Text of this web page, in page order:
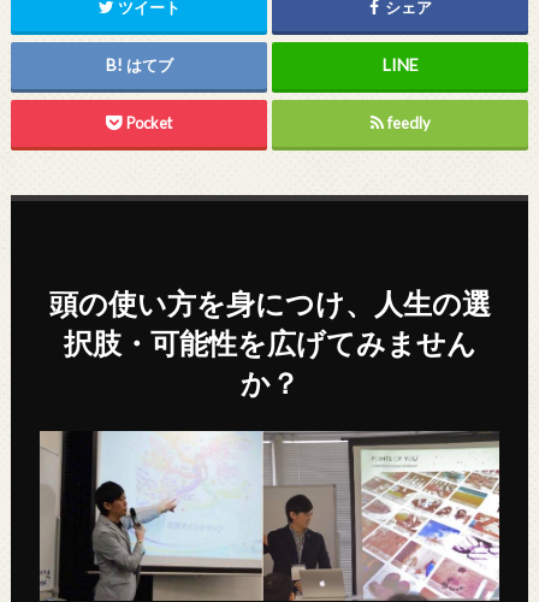
ツイート シェア
はてブ
Pocket feedly
頭の使い方を身につけ、人生の選
択肢・可能性を広げてみません
か？